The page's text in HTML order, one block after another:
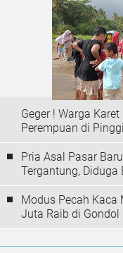
Geger ! Warga
Perempuan di
Pria Asal Pasar
Tergantung, Diduga
Modus Pecah Kaca
Juta Raib di Gondol